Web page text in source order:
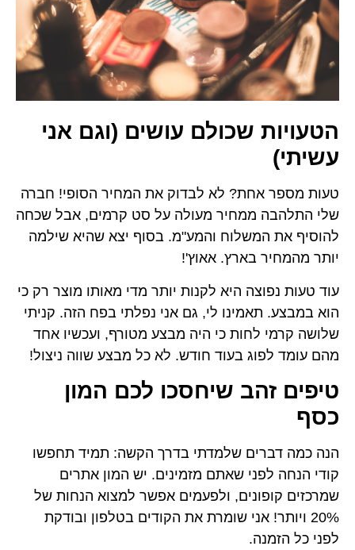
עושים (וגם אני
לא לבדוק את המחיר הסופי! חברה
מעולה על סט קרמים, אבל שכחה
והמע"מ. בסוף יצא שהיא שילמה
אאוץ'!
לקנות יותר מדי מאותו מוצר רק כי
לי, גם אני נפלתי בפח הזה. קניתי
כי היה מבצע מטורף, ועכשיו אחד
חודש. לא כל מבצע שווה ניצול!
שיחסכו לכם המון
שלמדתי בדרך הקשה: תמיד תחפשו
שאתם מזמינים. יש המון אתרים
ולפעמים אפשר למצוא הנחות של
שומרת את הקודים בטלפון ובודקת